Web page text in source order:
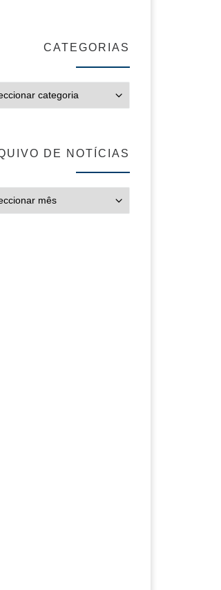
CATEGORIAS
DE NOTÍCIAS